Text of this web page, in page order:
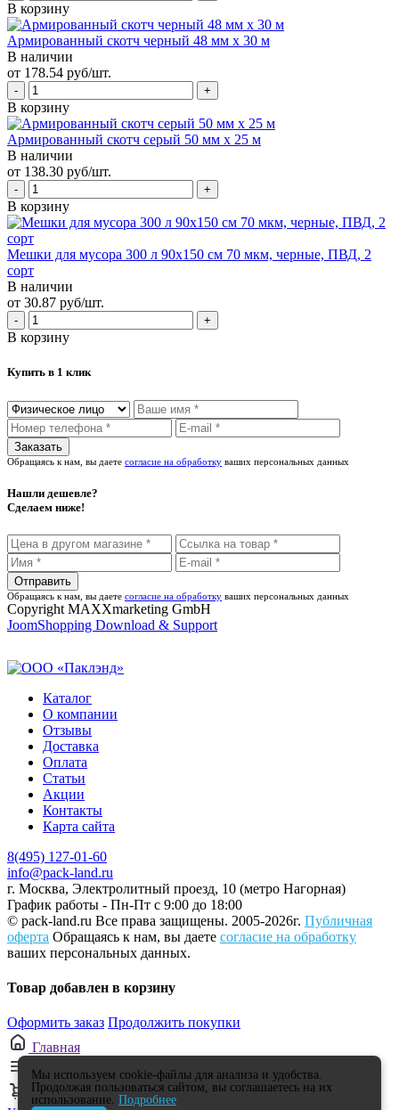
В корзину
Армированный скотч черный 48 мм х 30 м
В наличии
от 178.54 руб/шт.
В корзину
Армированный скотч серый 50 мм х 25 м
В наличии
от 138.30 руб/шт.
В корзину
Мешки для мусора 300 л 90х150 см 70 мкм, черные, ПВД, 2
сорт
В наличии
от 30.87 руб/шт.
В корзину
Купить в 1 клик
Обращаясь к нам, вы даете согласие на обработку ваших персональных данных
Нашли дешевле?
Сделаем ниже!
Обращаясь к нам, вы даете согласие на обработку ваших персональных данных
Copyright MAXXmarketing GmbH
JoomShopping Download & Support
Каталог
О компании
Отзывы
Доставка
Оплата
Статьи
Акции
Контакты
Карта сайта
8(495) 127-01-60
info@pack-land.ru
г. Москва, Электролитный проезд, 10 (метро Нагорная)
График работы - Пн-Пт с 9:00 до 18:00
© pack-land.ru Все права защищены. 2005-2026г. Публичная
оферта Обращаясь к нам, вы даете согласие на обработку
ваших персональных данных.
Товар добавлен в корзину
Оформить заказ Продолжить покупки
Главная
Каталог
0
Мы используем cookie-файлы для анализа и удобства.
Продолжая пользоваться сайтом, вы соглашаетесь на их
использование. Подробнее